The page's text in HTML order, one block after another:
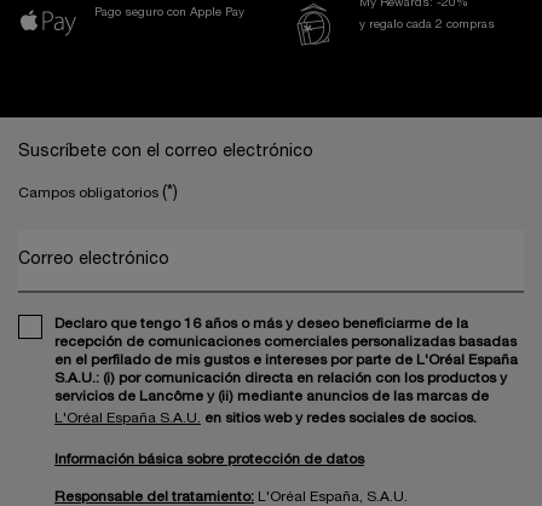
Pago seguro con Apple Pay
My Rewards: -20%
y regalo cada 2 compras
Suscríbete con el correo electrónico
Campos obligatorios (*)
Correo electrónico
Declaro que tengo 16 años o más y deseo beneficiarme de la
recepción de comunicaciones comerciales personalizadas basadas
en el perfilado de mis gustos e intereses por parte de L'Oréal España
S.A.U.: (i) por comunicación directa en relación con los productos y
servicios de Lancôme y (ii) mediante anuncios de las marcas de
L'Oréal España S.A.U. en sitios web y redes sociales de socios.
Información básica sobre protección de datos
Responsable del tratamiento: L'Oréal España, S.A.U.